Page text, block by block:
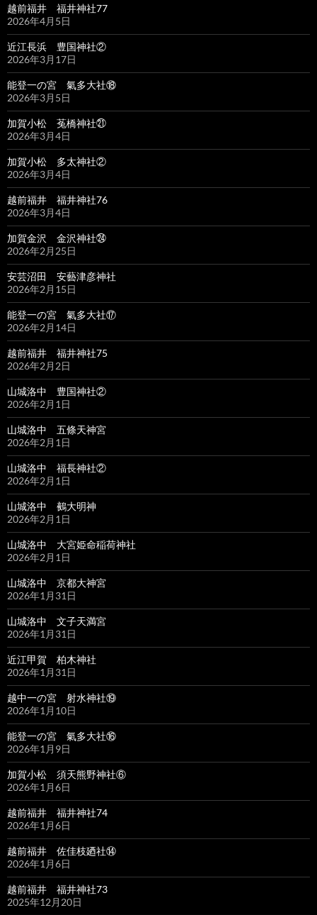
越前福井 福井神社77
2026年4月5日
近江長浜 豊国神社②
2026年3月17日
能登一の宮 氣多大社⑱
2026年3月5日
加賀小松 菟橋神社㉑
2026年3月4日
加賀小松 多太神社②
2026年3月4日
越前福井 福井神社76
2026年3月4日
加賀金沢 金沢神社㉔
2026年2月25日
安芸沼田 安藝津彦神社
2026年2月15日
能登一の宮 氣多大社⑰
2026年2月14日
越前福井 福井神社75
2026年2月2日
山城洛中 豊国神社②
2026年2月1日
山城洛中 五條天神宮
2026年2月1日
山城洛中 福長神社②
2026年2月1日
山城洛中 鵺大明神
2026年2月1日
山城洛中 大宮姫命稲荷神社
2026年2月1日
山城洛中 京都大神宮
2026年1月31日
山城洛中 文子天満宮
2026年1月31日
近江甲賀 柏木神社
2026年1月31日
越中一の宮 射水神社⑲
2026年1月10日
能登一の宮 氣多大社⑯
2026年1月9日
加賀小松 須天熊野神社⑥
2026年1月6日
越前福井 福井神社74
2026年1月6日
越前福井 佐佳枝廼社⑭
2026年1月6日
越前福井 福井神社73
2025年12月20日